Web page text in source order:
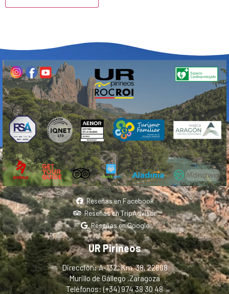
Reseñas en Facebook
Reseñas en TripAdvisor
Reseñas en Google
UR Pirineos
Dirección: A-132, Km. 38, 22808
Murillo de Gállego ,Zaragoza
Teléfonos: (+34) 974 38 30 48